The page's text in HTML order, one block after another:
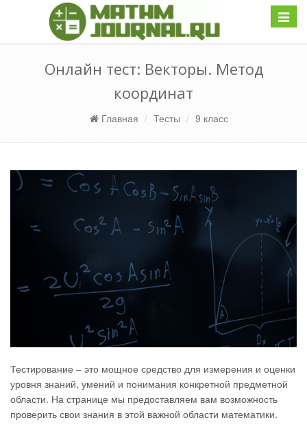
Онлайн тест: Векторы. Метод
координат
Главная Тесты 9 класс
Тестирование – это мощное средство для измерения и оценки
уровня знаний, умений и понимания конкретной предметной
области. На странице мы предоставляем вам возможность
проверить свои знания в этой важной области математики.